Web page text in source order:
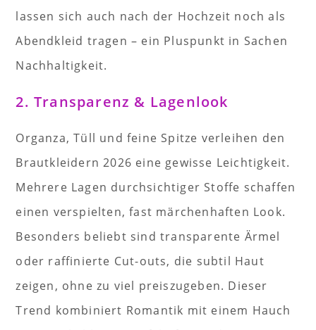
lassen sich auch nach der Hochzeit noch als
Abendkleid tragen – ein Pluspunkt in Sachen
Nachhaltigkeit.
2. Transparenz & Lagenlook
Organza, Tüll und feine Spitze verleihen den
Brautkleidern 2026 eine gewisse Leichtigkeit.
Mehrere Lagen durchsichtiger Stoffe schaffen
einen verspielten, fast märchenhaften Look.
Besonders beliebt sind transparente Ärmel
oder raffinierte Cut-outs, die subtil Haut
zeigen, ohne zu viel preiszugeben. Dieser
Trend kombiniert Romantik mit einem Hauch